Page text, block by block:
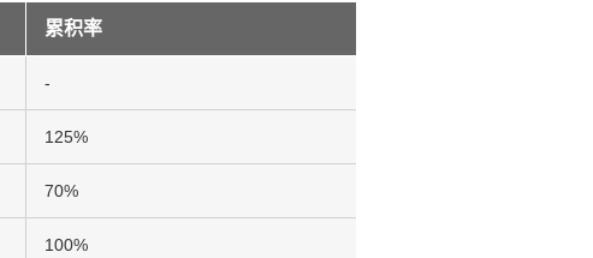
累积率
-
125%
70%
100%